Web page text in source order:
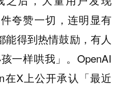
夸赞一切，连明显有
能得到热情鼓励，有人
一样哄我」。OpenAI
在X上公开承认「最近